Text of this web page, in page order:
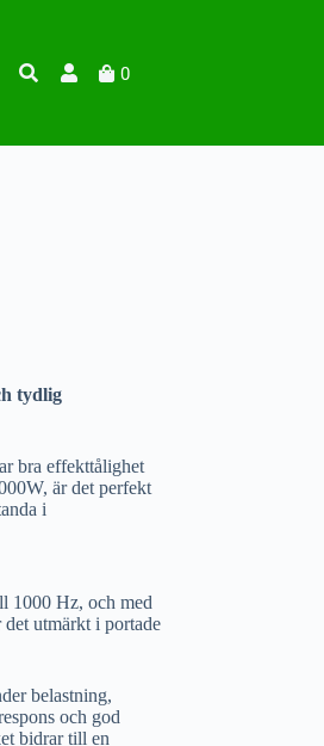
0
tydlig
bra effekttålighet
är det perfekt
i
1000 Hz, och med
utmärkt i portade
belastning,
och god
bidrar till en